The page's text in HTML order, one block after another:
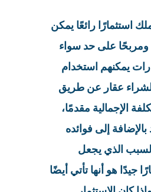
استثمارًا رائعًا يمكن
ومربحًا على حد سواء
يمكنهم استخدام
لشراء عقار عن طريق
الإجمالية مقدمًا،
إلى فوائده
الذي يجعل
جيدًا هو أنها تأتي أيضًا